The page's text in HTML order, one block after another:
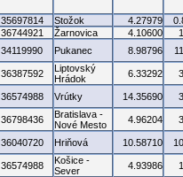
35697814 Stožok 4.27979
36744921 Žarnovica 4.10600
34119990 Pukanec 8.98796
36387592
Liptovský
Hrádok
6.33292
36574988 Vrútky 14.35690
36798436
Bratislava -
Nové Mesto
4.96204
36040720 Hriňová 10.58710
36574988
Košice -
Sever
4.93986